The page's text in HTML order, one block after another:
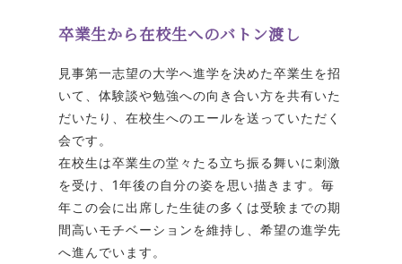
卒業生から在校生へのバトン渡し
見事第一志望の大学へ進学を決めた卒業生を招
いて、体験談や勉強への向き合い方を共有いた
だいたり、在校生へのエールを送っていただく
会です。
在校生は卒業生の堂々たる立ち振る舞いに刺激
を受け、1年後の自分の姿を思い描きます。毎
年この会に出席した生徒の多くは受験までの期
間高いモチベーションを維持し、希望の進学先
へ進んでいます。